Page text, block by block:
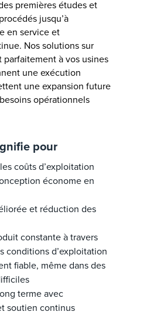
premières études et
jusqu’à
en service et
Nos solutions sur
parfaitement à vos usines
une exécution
une expansion future
opérationnels
pour
coûts d’exploitation
économe en
et réduction des
constante à travers
conditions d’exploitation
fiable, même dans des
terme avec
soutien continus